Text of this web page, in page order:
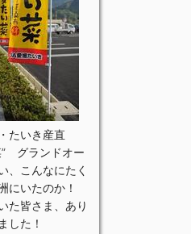
たいき産直
グランドオー
こんなにたく
にいたのか！
た皆さま、あり
した！